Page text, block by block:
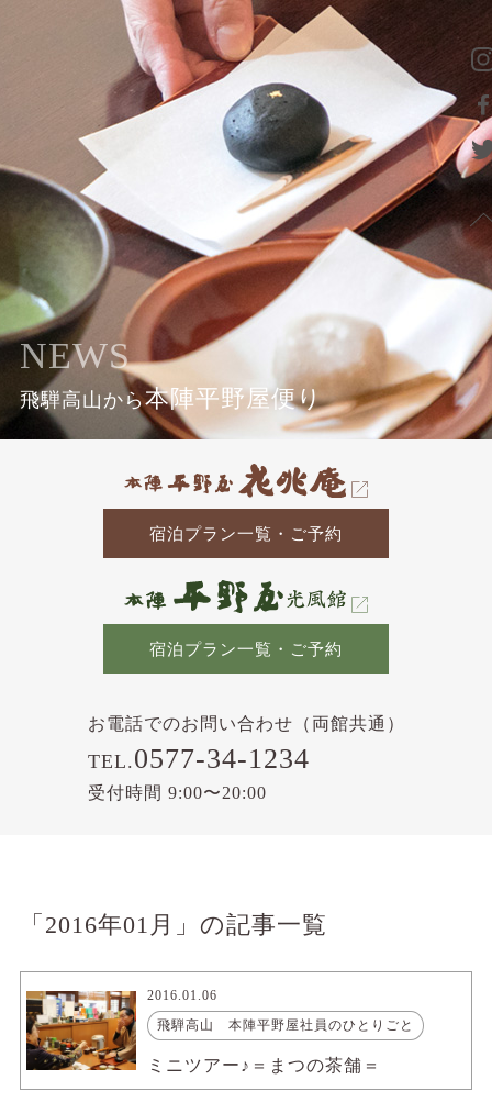
NEWS
飛騨高山から本陣平野屋便り
宿泊プラン一覧・ご予約
宿泊プラン一覧・ご予約
お電話でのお問い合わせ（両館共通）
TEL.0577-34-1234
受付時間 9:00〜20:00
「2016年01月」の記事一覧
2016.01.06
飛騨高山 本陣平野屋社員のひとりごと
ミニツアー♪＝まつの茶舗＝